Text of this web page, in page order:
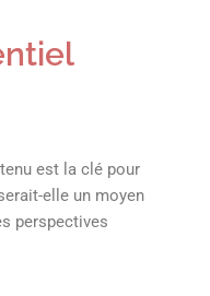
est la clé pour
elle un moyen
perspectives